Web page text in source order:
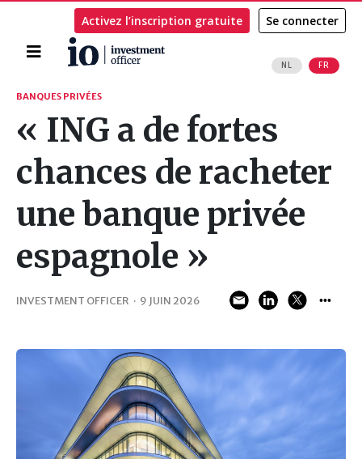
Accueil
NL FR
Activez l’inscription gratuite Se connecter
Rechercher
BANQUES PRIVÉES
« ING a de fortes
chances de racheter
une banque privée
espagnole »
INVESTMENT OFFICER · 9 JUIN 2026